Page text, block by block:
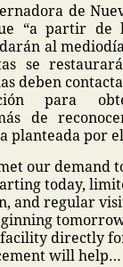
de
“a partir de
al
se
deben
para
de
planteada por
our demand
today,
and regular
directly
will help…